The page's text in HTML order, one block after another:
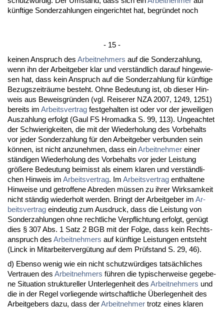
künf­ti­ge Son­der­zah­lun­gen ein­ge­rich­tet hat, be­gründet noch
- 15 -
kei­nen An­spruch des Ar­beit­neh­mers auf die Son­der­zah­lung,
wenn ihn der Ar­beit­ge­ber klar und verständ­lich dar­auf hin­ge­wie­
sen hat, dass kein An­spruch auf die Son­der­zah­lung für künf­ti­ge
Be­zugs­zeiträume be­steht. Oh­ne Be­deu­tung ist, ob die­ser Hin­
weis aus Be­weis­gründen (vgl. Rei­se­rer NZA 2007, 1249, 1251)
be­reits im Ar­beits­ver­trag fest­ge­hal­ten ist oder vor der je­wei­li­gen
Aus­zah­lung er­folgt (Gaul FS Hromad­ka S. 99, 113). Un­ge­ach­tet
der Schwie­rig­kei­ten, die mit der Wie­der­ho­lung des Vor­be­halts
vor je­der Son­der­zah­lung für den Ar­beit­ge­ber ver­bun­den sein
können, ist nicht an­zu­neh­men, dass einAr­beit­neh­mer ei­ner
ständi­gen Wie­der­ho­lung des Vor­be­halts vor je­der Leis­tung
größere Be­deu­tung bei­misst als ei­nem kla­ren und verständ­li­
chen Hin­weis im Ar­beits­ver­trag. Im Ar­beits­ver­trag ent­hal­te­ne
Hin­wei­se und ge­trof­fe­ne Ab­re­den müssen zu ih­rer Wirk­sam­keit
nicht ständig wie­der­holt wer­den. Bringt der Ar­beit­ge­ber im Ar­
beits­ver­trag ein­deu­tig zum Aus­druck, dass die Leis­tung von
Son­der­zah­lun­gen oh­ne recht­li­che Ver­pflich­tung er­folgt, genügt
dies § 307 Abs. 1 Satz 2 BGB mit der Fol­ge, dass kein Rechts­
an­spruch des Ar­beit­neh­mers auf künf­ti­ge Leis­tun­gen ent­steht
(Linck in Mit­ar­bei­ter­vergütung auf dem Prüfstand S. 29, 46).
d) Eben­so we­nig wie ein nicht schutzwürdi­ges tatsächli­ches
Ver­trau­en des Ar­beit­neh­mers führen die ty­pi­scher­wei­se ge­ge­be­
ne Si­tua­ti­on struk­tu­rel­ler Un­ter­le­gen­heit des Ar­beit­neh­mers und
die in der Re­gel vor­lie­gen­de wirt­schaft­li­che Über­le­gen­heit des
Ar­beit­ge­bers da­zu, dass derAr­beit­neh­mer trotz ei­nes kla­ren